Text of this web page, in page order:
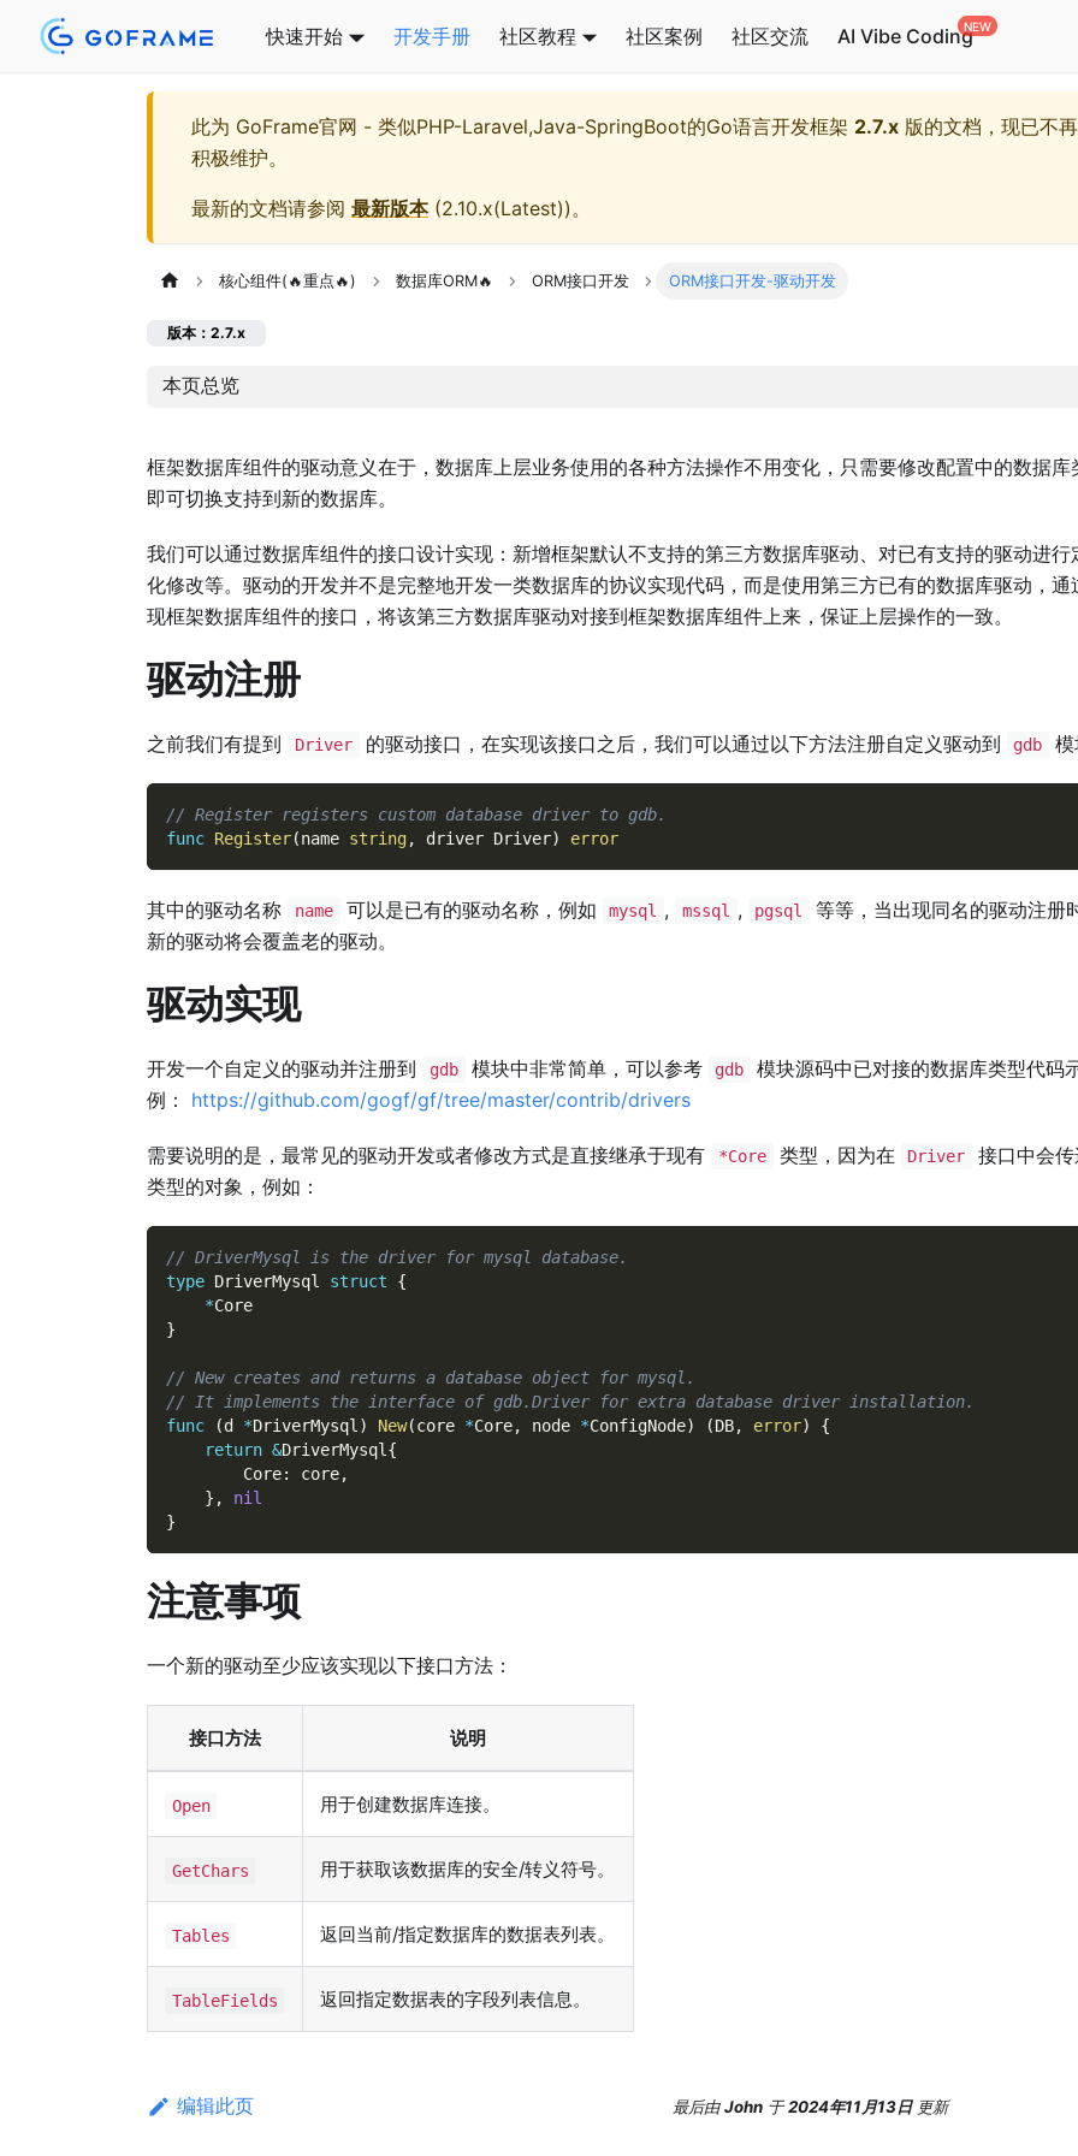
快速开始 开发手册 社区教程 社区案例 社区交流 AI Vibe Coding
此为 GoFrame官网 - 类似PHP-Laravel,Java-SpringBoot的Go语言开发框架 2.7.x 版的文档，现已不再
积极维护。
最新的文档请参阅 最新版本(2.10.x(Latest))。
核心组件(🔥重点🔥) 数据库ORM🔥 ORM接口开发 ORM接口开发-驱动开发
版本：2.7.x
本页总览
框架数据库组件的驱动意义在于，数据库上层业务使用的各种方法操作不用变化，只需要修改配置中的数据库
即可切换支持到新的数据库。
我们可以通过数据库组件的接口设计实现：新增框架默认不支持的第三方数据库驱动、对已有支持的驱动进行
化修改等。驱动的开发并不是完整地开发一类数据库的协议实现代码，而是使用第三方已有的数据库驱动，通
现框架数据库组件的接口，将该第三方数据库驱动对接到框架数据库组件上来，保证上层操作的一致。
驱动注册
之前我们有提到 Driver 的驱动接口，在实现该接口之后，我们可以通过以下方法注册自定义驱动到 gdb
// Register registers custom database driver to gdb.
func Register(name string, driver Driver) error
其中的驱动名称 name 可以是已有的驱动名称，例如 mysql , mssql , pgsql
等等，当出现同名的驱动注册
新的驱动将会覆盖老的驱动。
驱动实现
开发一个自定义的驱动并注册到 gdb 模块中非常简单，可以参考 gdb
模块源码中已对接的数据库类型代码
例： https://github.com/gogf/gf/tree/master/contrib/drivers
需要说明的是，最常见的驱动开发或者修改方式是直接继承于现有 *Core 类型，因为在 Driver
接口中会
类型的对象，例如：
// DriverMysql is the driver for mysql database.
type DriverMysql struct
{
*Core
}
// New creates and returns a database object for mysql.
// It implements the interface of gdb.Driver for extra database driver installation.
func
(d *DriverMysql) New(core *Core, node *ConfigNode) (DB, error)
{
return &DriverMysql{
        Core
: core,
} ,
nil
}
注意事项
一个新的驱动至少应该实现以下接口方法：
接口方法 说明
Open 用于创建数据库连接。
GetChars 用于获取该数据库的安全/转义符号。
Tables 返回当前/指定数据库的数据表列表。
TableFields 返回指定数据表的字段列表信息。
编辑此页 最后由John 于2024年11月13日 更新